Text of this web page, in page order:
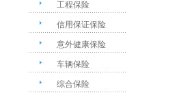
工程保险
信用保证保险
意外健康保险
车辆保险
综合保险